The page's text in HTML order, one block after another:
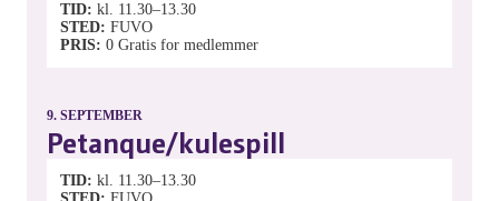
TID kl. 11.30–13.30
STED FUVO
PRIS 0 Gratis for medlemmer
9. SEPTEMBER
Petanque/kulespill
TID kl. 11.30–13.30